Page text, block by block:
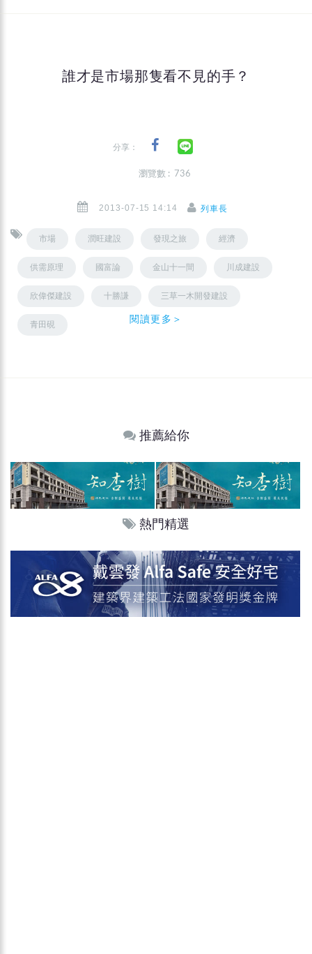
誰才是市場那隻看不見的手？
分享：
瀏覽數 : 736
2013-07-15 14:14 列車長
市場 潤旺建設 發現之旅 經濟
供需原理 國富論 金山十一間 川成建設
欣偉傑建設 十勝謙 三草一木開發建設
青田硯 閱讀更多＞
推薦給你
熱門精選